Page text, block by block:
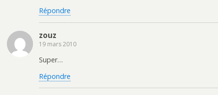
Répondre
zouz
19 mars 2010
Super…
Répondre